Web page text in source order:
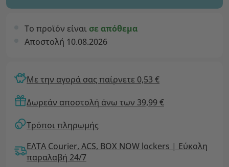
Το προϊόν είναι σε απόθεμα
Αποστολή 10.08.2026
Με την αγορά σας παίρνετε 0,53 €
Δωρεάν αποστολή άνω των 39,99 €
Τρόποι πληρωμής
ΕΛΤΑ Courier, ACS, BOX NOW lockers | Εύκολη
παραλαβή 24/7